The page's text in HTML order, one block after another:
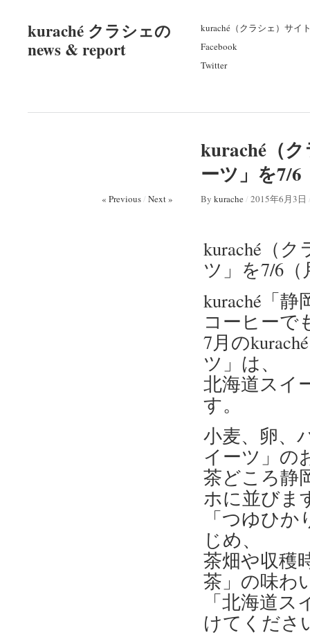
kuraché クラシェの
news & report
kuraché（クラシェ）サイ
Facebook
Twitter
kuraché（
ーツ」を7/6
« Previous/ Next » By kurache/ 2015年6月3日
kuraché（
ツ」を7/6
kuraché「
コーヒーで
7月の
ツ」は、
北海道スイ
す。
小麦、卵、
イーツ」の
茶どころ静
ホに並びま
「つゆひ
じめ、
茶畑や収穫
茶」の味わ
「北海道
けてくださ